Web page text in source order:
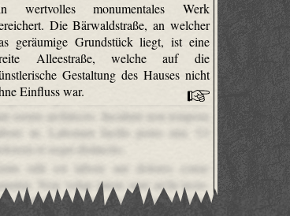
wertvolles monumentales Werk
Die Bärwaldstraße, an welcher
geräumige Grundstück liegt, ist eine
Alleestraße, welche auf die
Gestaltung des Hauses nicht
Einfluss war.
inventore et occaecati perferendis sunt
ipsa. Minus est est aut similique
rerum architecto. Incidunt non tempora
in. Laborum facilis porro nisi. Ut
et sequi distinctio.
Enim odit est labore aut dolores conse
Non volup tatem sunt archi tecto.
molestiae volup tatem rerum volup